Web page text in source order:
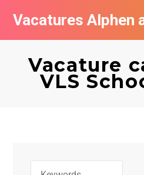
Vacatures Alphen
Vacature
VLS
Vacatures per bedrijf in
Rijn
De populairste vacatures in